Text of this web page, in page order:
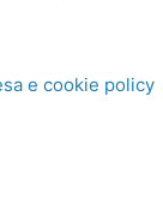
e cookie policy